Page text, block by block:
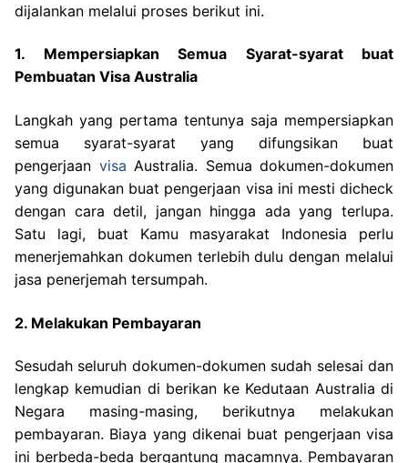
dijalankan melalui proses berikut ini.
1. Mempersiapkan Semua Syarat-syarat buat
Pembuatan Visa Australia
Langkah yang pertama tentunya saja mempersiapkan
semua syarat-syarat yang difungsikan buat
pengerjaan visa Australia. Semua dokumen-dokumen
yang digunakan buat pengerjaan visa ini mesti dicheck
dengan cara detil, jangan hingga ada yang terlupa.
Satu lagi, buat Kamu masyarakat Indonesia perlu
menerjemahkan dokumen terlebih dulu dengan melalui
jasa penerjemah tersumpah.
2. Melakukan Pembayaran
Sesudah seluruh dokumen-dokumen sudah selesai dan
lengkap kemudian di berikan ke Kedutaan Australia di
Negara masing-masing, berikutnya melakukan
pembayaran. Biaya yang dikenai buat pengerjaan visa
ini berbeda-beda bergantung macamnya. Pembayaran